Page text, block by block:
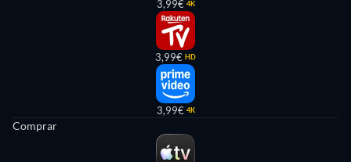
3,99€ 4K
3,99€ HD
3,99€ 4K
Comprar